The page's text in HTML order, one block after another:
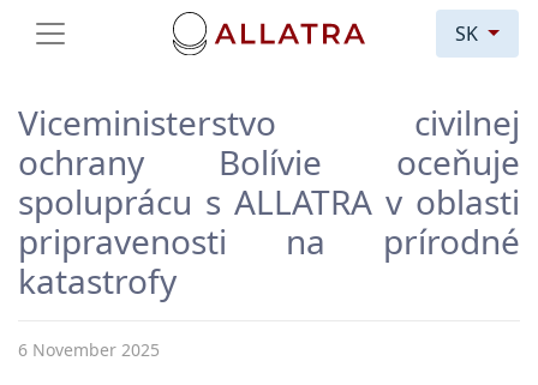
SK
Viceministerstvo civilnej
ochrany Bolívie oceňuje
spoluprácu s ALLATRA v oblasti
pripravenosti na prírodné
katastrofy
6 November 2025